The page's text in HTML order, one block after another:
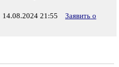
14.08.2024 21:55
Заявить о